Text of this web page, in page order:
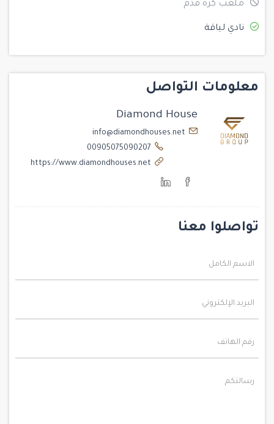
ملعب كرة قدم
نادي لياقة
معلومات التواصل
Diamond House
info@diamondhouses.net
تواصلوا معنا